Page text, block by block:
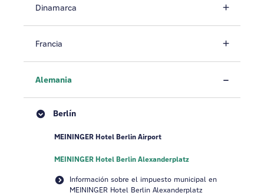
Dinamarca
Francia
Alemania
Berlín
MEININGER Hotel Berlin Airport
MEININGER Hotel Berlin Alexanderplatz
Información sobre el impuesto municipal en
MEININGER Hotel Berlin Alexanderplatz